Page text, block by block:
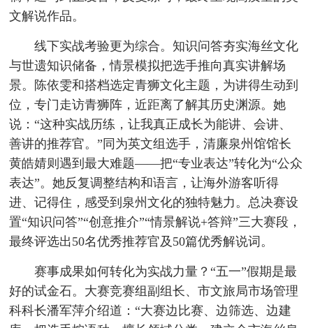
文解说作品。
线下实战考验更为综合。知识问答夯实海丝文化
与世遗知识储备，情景模拟把选手推向真实讲解场
景。陈依雯和搭档选定青狮文化主题，为讲得生动到
位，专门走访青狮阵，近距离了解其历史渊源。她
说：“这种实战历练，让我真正成长为能讲、会讲、
善讲的推荐官。”同为英文组选手，清廉泉州馆馆长
黄皓婧则遇到最大难题——把“专业表达”转化为“公众
表达”。她反复调整结构和语言，让海外游客听得
进、记得住，感受到泉州文化的独特魅力。总决赛设
置“知识问答”“创意推介”“情景解说+答辩”三大赛段，
最终评选出50名优秀推荐官及50篇优秀解说词。
赛事成果如何转化为实战力量？“五一”假期是最
好的试金石。大赛竞赛组副组长、市文旅局市场管理
科科长潘军萍介绍道：“大赛边比赛、边筛选、边建